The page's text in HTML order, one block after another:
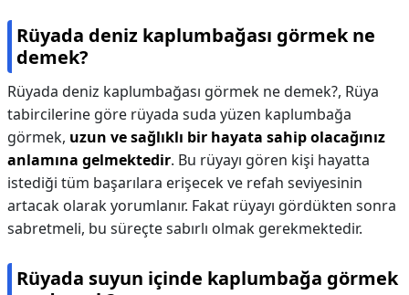
Rüyada deniz kaplumbağası görmek ne
demek?
Rüyada deniz kaplumbağası görmek ne demek?, Rüya
tabircilerine göre rüyada suda yüzen kaplumbağa
görmek, uzun ve sağlıklı bir hayata sahip olacağınız
anlamına gelmektedir. Bu rüyayı gören kişi hayatta
istediği tüm başarılara erişecek ve refah seviyesinin
artacak olarak yorumlanır. Fakat rüyayı gördükten sonra
sabretmeli, bu süreçte sabırlı olmak gerekmektedir.
Rüyada suyun içinde kaplumbağa görmek